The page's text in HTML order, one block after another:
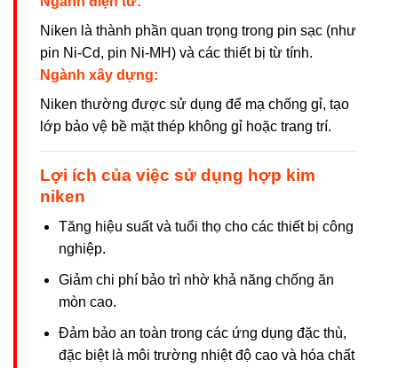
Niken là thành phần quan trọng trong pin sạc (như
pin Ni-Cd, pin Ni-MH) và các thiết bị từ tính.
Ngành xây dựng:
Niken thường được sử dụng để mạ chống gỉ, tạo
lớp bảo vệ bề mặt thép không gỉ hoặc trang trí.
Lợi ích của việc sử dụng hợp kim
niken
Tăng hiệu suất và tuổi thọ cho các thiết bị công
nghiệp.
Giảm chi phí bảo trì nhờ khả năng chống ăn
mòn cao.
Đảm bảo an toàn trong các ứng dụng đặc thù,
đặc biệt là môi trường nhiệt độ cao và hóa chất